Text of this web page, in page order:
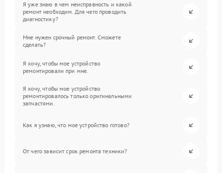
Я уже знаю в чем неисправность и какой
ремонт необходим. Для чего проводить
диагностику?
Мне нужен срочный ремонт. Сможете
сделать?
Я хочу, чтобы мое устройство
ремонтировали при мне.
Я хочу, чтобы мое устройство
ремонтировалось только оригинальными
запчастями.
Как я узнаю, что мое устройство готово?
От чего зависит срок ремонта техники?